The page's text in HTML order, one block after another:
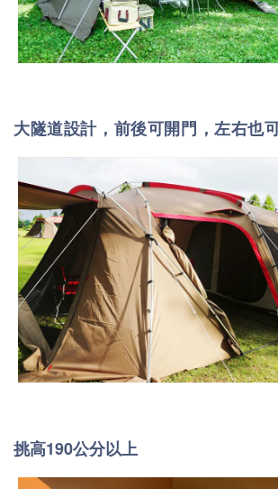
大隧道設計，前後可開門，左右也
挑高190公分以上